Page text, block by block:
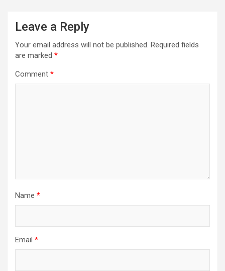
Leave a Reply
Your email address will not be published. Required fields
are marked *
Comment *
Name *
Email *